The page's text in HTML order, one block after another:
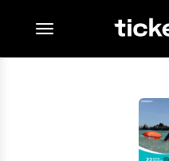
desplegar navegación